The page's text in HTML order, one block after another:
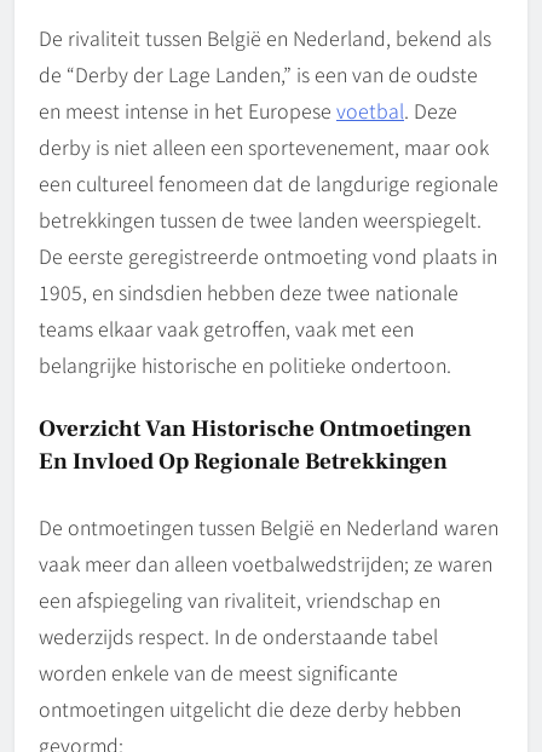
De rivaliteit tussen België en Nederland, bekend als
de “Derby der Lage Landen,” is een van de oudste
en meest intense in het Europese voetbal. Deze
derby is niet alleen een sportevenement, maar ook
een cultureel fenomeen dat de langdurige regionale
betrekkingen tussen de twee landen weerspiegelt.
De eerste geregistreerde ontmoeting vond plaats in
1905, en sindsdien hebben deze twee nationale
teams elkaar vaak getroffen, vaak met een
belangrijke historische en politieke ondertoon.
Overzicht Van Historische Ontmoetingen
En Invloed Op Regionale Betrekkingen
De ontmoetingen tussen België en Nederland waren
vaak meer dan alleen voetbalwedstrijden; ze waren
een afspiegeling van rivaliteit, vriendschap en
wederzijds respect. In de onderstaande tabel
worden enkele van de meest significante
ontmoetingen uitgelicht die deze derby hebben
gevormd: